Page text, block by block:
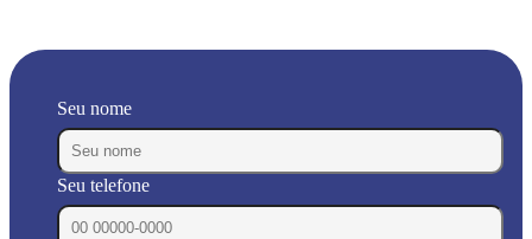
Seu nome
Seu telefone